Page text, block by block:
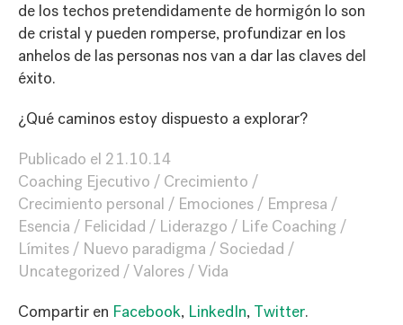
de los techos pretendidamente de hormigón lo son
de cristal y pueden romperse, profundizar en los
anhelos de las personas nos van a dar las claves del
éxito.
¿Qué caminos estoy dispuesto a explorar?
Publicado el 21.10.14
Coaching Ejecutivo
Crecimiento
Crecimiento personal
Emociones
Empresa
Esencia
Felicidad Liderazgo
Life Coaching
Límites
Nuevo paradigma
Sociedad
Uncategorized
Valores Vida
Compartir en Facebook, LinkedIn, Twitter.